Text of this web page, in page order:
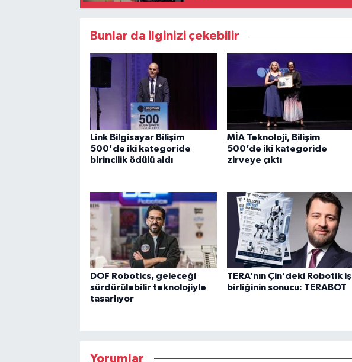
Bunlar da ilginizi çekebilir
Link Bilgisayar Bilişim
500'de iki kategoride
birincilik ödülü aldı
MİA Teknoloji, Bilişim
500’de iki kategoride
zirveye çıktı
DOF Robotics, geleceği
sürdürülebilir teknolojiyle
tasarlıyor
TERA’nın Çin’deki Robotik iş
birliğinin sonucu: TERABOT
Yorumlar